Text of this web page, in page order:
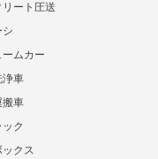
リート圧送
シ
ムカー
浄車
搬車
ク
ックス